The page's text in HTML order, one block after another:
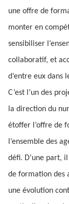
une offre de
monter en
sensibiliser
collaboratif, et
d’entre eux dans
C’est l’un des
la direction du
étoffer l’offre de
l’ensemble des
défi. D’une part,
de formation des
une évolution